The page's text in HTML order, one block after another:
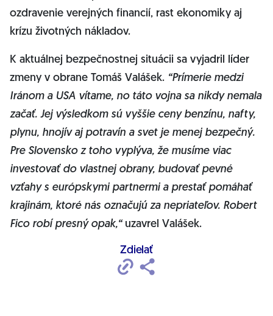
ozdravenie verejných financií, rast ekonomiky aj
krízu životných nákladov.
K aktuálnej bezpečnostnej situácii sa vyjadril líder
zmeny v obrane Tomáš Valášek. “Prímerie medzi
Iránom a USA vítame, no táto vojna sa nikdy nemala
začať. Jej výsledkom sú vyššie ceny benzínu, nafty,
plynu, hnojív aj potravín a svet je menej bezpečný.
Pre Slovensko z toho vyplýva, že musíme viac
investovať do vlastnej obrany, budovať pevné
vzťahy s európskymi partnermi a prestať pomáhať
krajinám, ktoré nás označujú za nepriateľov. Robert
Fico robí presný opak,“uzavrel Valášek.
Zdielať